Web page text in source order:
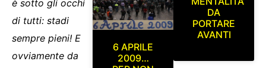
è sotto gli occhi
di tutti: stadi
sempre pieni! E
ovviamente da
6 APRILE
2009…
DA
PORTARE
AVANTI